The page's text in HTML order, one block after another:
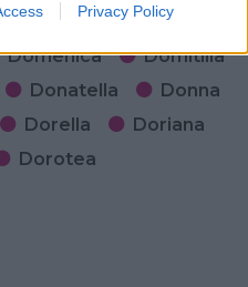
Privacy Policy
Diletta
Dina
Domenica
Domitilla
Donatella
Donna
Dorella
Doriana
Dorotea